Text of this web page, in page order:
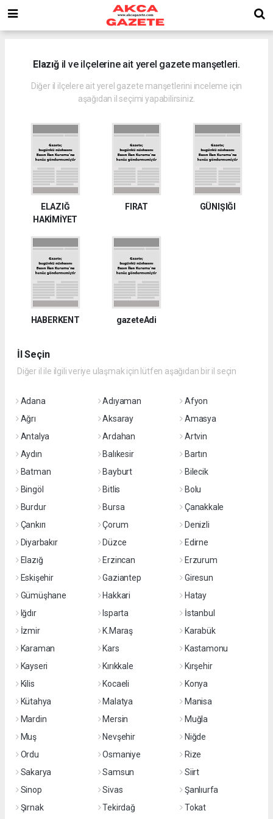
Elazığil ve ilçelerine ait yerel gazete manşetleri.
Diğer il ilçelere ait yerel gazete manşetlerini inceleme için
aşağıdan il seçimi yapabilirsiniz.
ELAZIĞ
HAKİMİYET
FIRAT GÜNIŞIĞI
HABERKENT gazeteAdi
İl Seçin
Diğer il ile ilgili veriye ulaşmak için lütfen aşağıdan bir il seçin
Adana Adıyaman
Afyon
Ağrı
Aksaray
Amasya
Antalya
Ardahan
Artvin
Aydın
Balıkesir
Bartın
Batman
Bayburt
Bilecik
Bingöl
Bitlis
Bolu
Burdur
Bursa
Çanakkale
Çankırı
Çorum
Denizli
Diyarbakır
Düzce
Edirne
Elazığ
Erzincan
Erzurum
Eskişehir
Gaziantep
Giresun
Gümüşhane
Hakkari
Hatay
Iğdır
Isparta
İstanbul
İzmir
K.Maraş
Karabük
Karaman
Kars
Kastamonu
Kayseri
Kırıkkale
Kırşehir
Kilis
Kocaeli
Konya
Kütahya
Malatya
Manisa
Mardin
Mersin
Muğla
Muş
Nevşehir
Niğde
Ordu
Osmaniye
Rize
Sakarya
Samsun
Siirt
Sinop
Sivas
Şanlıurfa
Şırnak
Tekirdağ Tokat